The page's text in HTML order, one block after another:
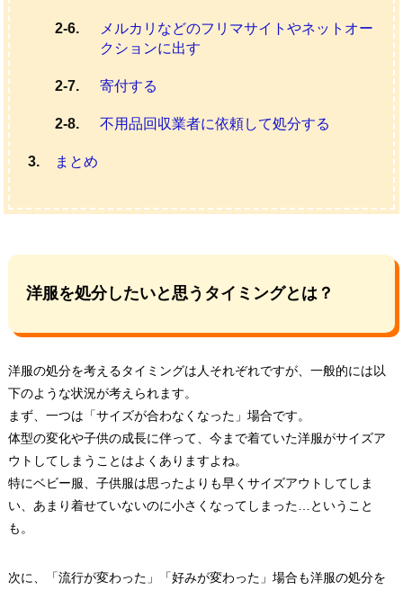
メルカリなどのフリマサイトやネットオー
クションに出す
寄付する
不用品回収業者に依頼して処分する
まとめ
洋服を処分したいと思うタイミングとは？
洋服の処分を考えるタイミングは人それぞれですが、一般的には以
下のような状況が考えられます。
まず、一つは「サイズが合わなくなった」場合です。
体型の変化や子供の成長に伴って、今まで着ていた洋服がサイズア
ウトしてしまうことはよくありますよね。
特にベビー服、子供服は思ったよりも早くサイズアウトしてしま
い、あまり着せていないのに小さくなってしまった…ということ
も。
次に、「流行が変わった」「好みが変わった」場合も洋服の処分を